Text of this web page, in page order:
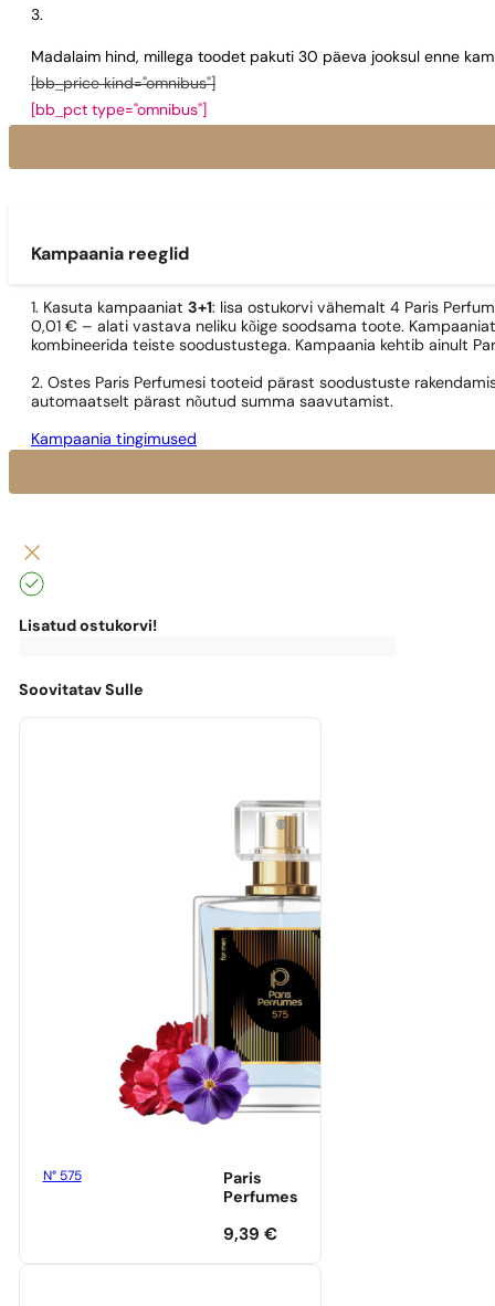
Madalaim hind, millega toodet pakuti 30 päeva jooksul enne
[bb_price kind="omnibus"]
[bb_pct type="omnibus"]
Kampaania reeglid
1. Kasuta kampaaniat 3+1: lisa ostukorvi vähemalt 4 Paris
0,01 € – alati vastava neliku kõige soodsama toote.
kombineerida teiste soodustustega. Kampaania kehtib ainult
2. Ostes Paris Perfumesi tooteid pärast soodustuste
automaatselt pärast nõutud summa saavutamist.
Kampaania tingimused
Lisatud ostukorvi!
puudu
0,00€
Soovitatav Sulle
N° 575
Paris
Perfumes
9,39 €